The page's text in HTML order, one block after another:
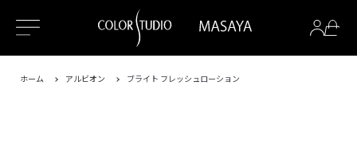
ホーム アルビオン ブライト フレッシュローション